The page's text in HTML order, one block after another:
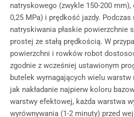
natryskowego (zwykle 150-200
0,25 MPa) i prędkość jazdy.
natryskiwania płaskie powierzchnie
prostej ze stałą prędkością. W
powierzchni i rowków robot
zgodnie z wcześniej ustawionym
butelek wymagających wielu
jak nakładanie najpierw koloru
warstwy efektowej, każda warstwa
wyrównywania (1-2 minuty) przed